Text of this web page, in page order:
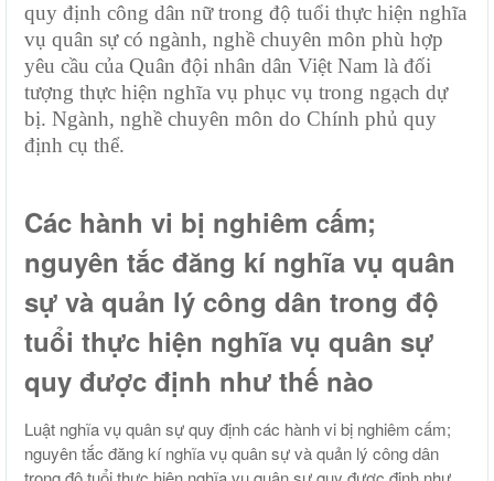
quy định công dân nữtrong độ tuổi thực hiện nghĩa
vụ quân sự có ngành, nghề chuyên môn phù hợp
yêu cầu của Quân đội nhân dân Việt Nam là đối
tượng thực hiện nghĩa vụ phục vụ trong ngạch dự
bị. Ngành, nghề chuyên môn do Chính phủ quy
định cụ thể.
Các hành vi bị nghiêm cấm;
nguyên tắc đăng kí nghĩa vụ quân
sự và quản lý công dân trong độ
tuổi thực hiện nghĩa vụ quân sự
quy được định như thế nào
Luật nghĩa vụ quân sự quy định các hành vi bị nghiêm cấm;
nguyên tắc đăng kí nghĩa vụ quân sự và quản lý công dân